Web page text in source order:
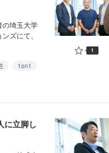
埼玉大学
ズにて、
1on1
1
に立脚し